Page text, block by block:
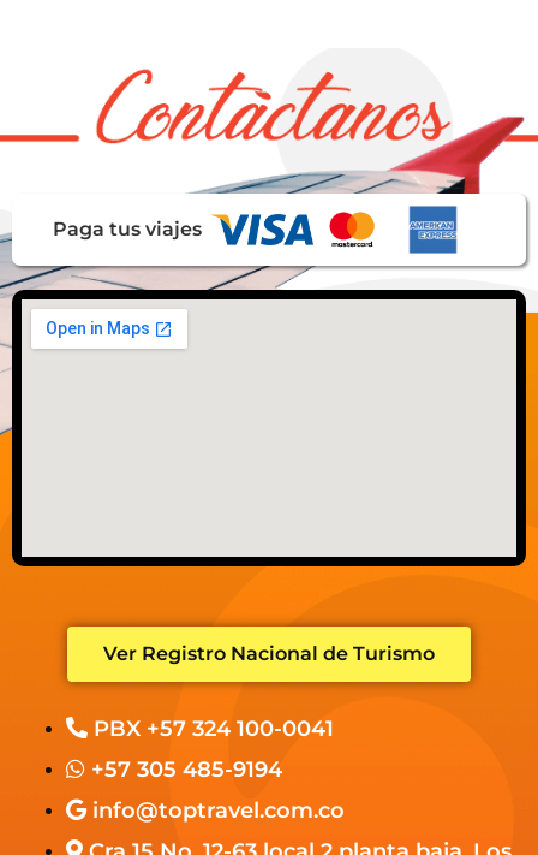
Paga tus viajes
Ver Registro Nacional de Turismo
PBX +57 324 100-0041
+57 305 485-9194
info@toptravel.com.co